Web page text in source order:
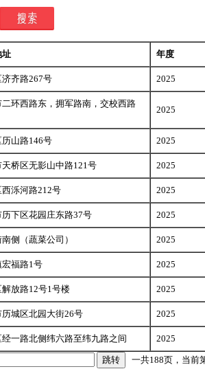
址 年度
齐路267号 2025
二环西路东，拥军路南，交校西路
2025
历山路146号 2025
桥区无影山中路121号 2025
西泺河路212号 2025
下区花园庄东路37号 2025
侧（蔬菜公司） 2025
福路1号 2025
解放路12号1号楼 2025
城区北园大街26号 2025
一路北侧纬六路至纬九路之间 2025
跳转 一共188页，当前